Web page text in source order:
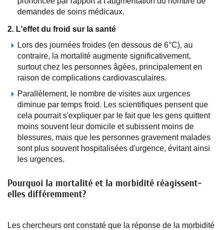
demandes de soins médicaux.
2. L'effet du froid sur la santé
Lors des journées froides (en dessous de 6°C), au
contraire, la mortalité augmente significativement,
surtout chez les personnes âgées, principalement en
raison de complications cardiovasculaires.
Parallèlement, le nombre de visites aux urgences
diminue par temps froid. Les scientifiques pensent que
cela pourrait s'expliquer par le fait que les gens quittent
moins souvent leur domicile et subissent moins de
blessures, mais que les personnes gravement malades
sont plus souvent hospitalisées d'urgence, évitant ainsi
les urgences.
Pourquoi la mortalité et la morbidité réagissent-
elles différemment?
Les chercheurs ont constaté que la réponse de la morbidité